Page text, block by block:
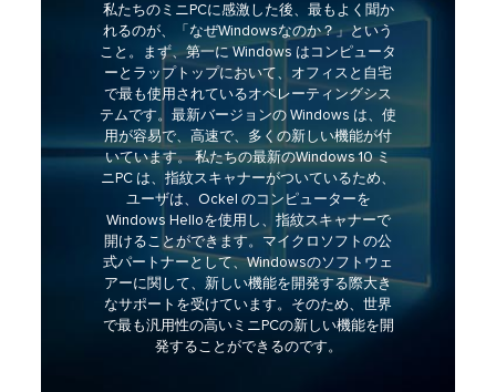
私たちのミニPCに感激した後、最もよく聞か
れるのが、「なぜWindowsなのか？」という
こと。まず、第一に Windows はコンピュータ
ーとラップトップにおいて、オフィスと自宅
で最も使用されているオペレーティングシス
テムです。最新バージョンの Windows は、使
用が容易で、高速で、多くの新しい機能が付
いています。 私たちの最新のWindows 10 ミ
ニPC は、指紋スキャナーがついているため、
ユーザは、Ockel のコンピューターを
Windows Helloを使用し、指紋スキャナーで
開けることができます。マイクロソフトの公
式パートナーとして、Windowsのソフトウェ
アーに関して、新しい機能を開発する際大き
なサポートを受けています。そのため、世界
で最も汎用性の高いミニPCの新しい機能を開
発することができるのです。